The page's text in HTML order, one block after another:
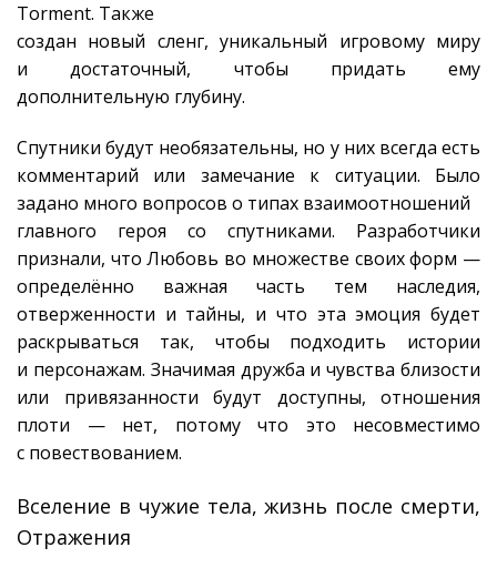
Torment. Также
создан новый сленг, уникальный игровому миру
и достаточный, чтобы придать ему
дополнительную глубину.
Спутники будут необязательны, но у них всегда есть
комментарий или замечание к ситуации. Было
задано много вопросов о типах взаимоотношений
главного героя со спутниками. Разработчики
признали, что Любовь во множестве своих форм —
определённо важная часть тем наследия,
отверженности и тайны, и что эта эмоция будет
раскрываться так, чтобы подходить истории
и персонажам. Значимая дружба и чувства близости
или привязанности будут доступны, отношения
плоти — нет, потому что это несовместимо
с повествованием.
Вселение в чужие тела, жизнь после смерти,
Отражения